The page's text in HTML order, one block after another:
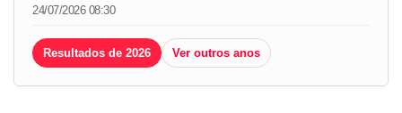
24/07/2026 08:30
Resultados de 2026 Ver outros anos